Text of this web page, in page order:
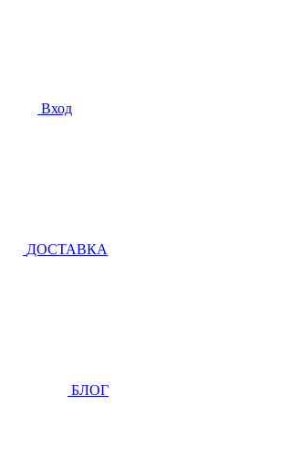
Вход
ДОСТАВКА
БЛОГ